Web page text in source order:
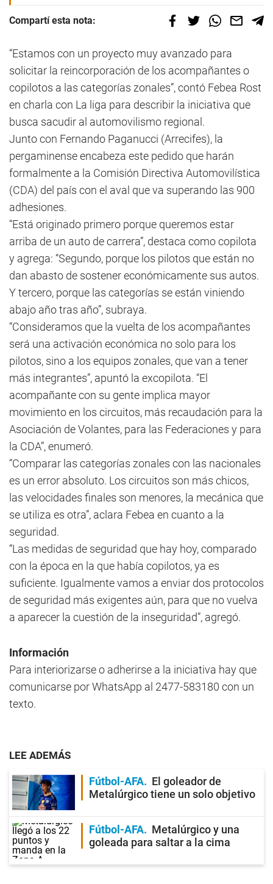
Compartí esta nota:
“Estamos con un proyecto muy avanzado para
solicitar la reincorporación de los acompañantes o
copilotos a las categorías zonales”, contó Febea Rost
en charla con La liga para describir la iniciativa que
busca sacudir al automovilismo regional.
Junto con Fernando Paganucci (Arrecifes), la
pergaminense encabeza este pedido que harán
formalmente a la Comisión Directiva Automovilística
(CDA) del país con el aval que va superando las 900
adhesiones.
“Está originado primero porque queremos estar
arriba de un auto de carrera”, destaca como copilota
y agrega: “Segundo, porque los pilotos que están no
dan abasto de sostener económicamente sus autos.
Y tercero, porque las categorías se están viniendo
abajo año tras año”, subraya.
“Consideramos que la vuelta de los acompañantes
será una activación económica no solo para los
pilotos, sino a los equipos zonales, que van a tener
más integrantes”, apuntó la excopilota. “El
acompañante con su gente implica mayor
movimiento en los circuitos, más recaudación para la
Asociación de Volantes, para las Federaciones y para
la CDA”, enumeró.
“Comparar las categorías zonales con las nacionales
es un error absoluto. Los circuitos son más chicos,
las velocidades finales son menores, la mecánica que
se utiliza es otra”, aclara Febea en cuanto a la
seguridad.
“Las medidas de seguridad que hay hoy, comparado
con la época en la que había copilotos, ya es
suficiente. Igualmente vamos a enviar dos protocolos
de seguridad más exigentes aún, para que no vuelva
a aparecer la cuestión de la inseguridad”, agregó.
Información
Para interiorizarse o adherirse a la iniciativa hay que
comunicarse por WhatsApp al 2477-583180 con un
texto.
LEE ADEMÁS
Fútbol-AFA
El goleador de
Metalúrgico tiene un solo objetivo
Fútbol-AFA
Metalúrgico y una
goleada para saltar a la cima